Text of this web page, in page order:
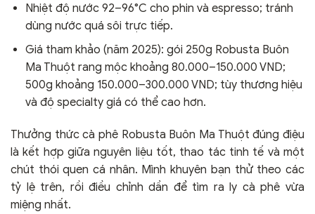
Nhiệt độ nước 92–96°C cho phin và espresso; tránh
dùng nước quá sôi trực tiếp.
Giá tham khảo (năm 2025): gói 250g Robusta Buôn
Ma Thuột rang mộc khoảng 80.000–150.000 VND;
500g khoảng 150.000–300.000 VND; tùy thương hiệu
và độ specialty giá có thể cao hơn.
Thưởng thức cà phê Robusta Buôn Ma Thuột đúng điệu
là kết hợp giữa nguyên liệu tốt, thao tác tinh tế và một
chút thói quen cá nhân. Mình khuyên bạn thử theo các
tỷ lệ trên, rồi điều chỉnh dần để tìm ra ly cà phê vừa
miệng nhất.